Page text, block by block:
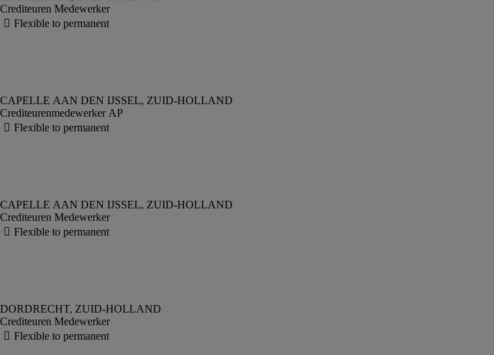
Crediteuren Medewerker
Crediteurenmedewerker AP
Crediteuren Medewerker
Crediteuren Medewerker